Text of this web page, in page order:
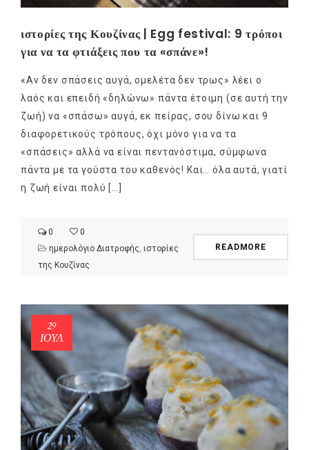
ιστορίες της Κουζίνας | Egg festival: 9 τρόποι
για να τα φτιάξεις που τα «σπάνε»!
«Αν δεν σπάσεις αυγά, ομελέτα δεν τρως» λέει ο
λαός και επειδή «δηλώνω» πάντα έτοιμη (σε αυτή την
ζωή) να «σπάσω» αυγά, εκ πείρας, σου δίνω και 9
διαφορετικούς τρόπους, όχι μόνο για να τα
«σπάσεις» αλλά να είναι πεντανόστιμα, σύμφωνα
πάντα με τα γούστα του καθενός! Και… όλα αυτά, γιατί
η ζωή είναι πολύ […]
0
0
ημερολόγιο Διατροφής ιστορίες
της Κουζίνας
READMORE
29
ΙΟΎΛ